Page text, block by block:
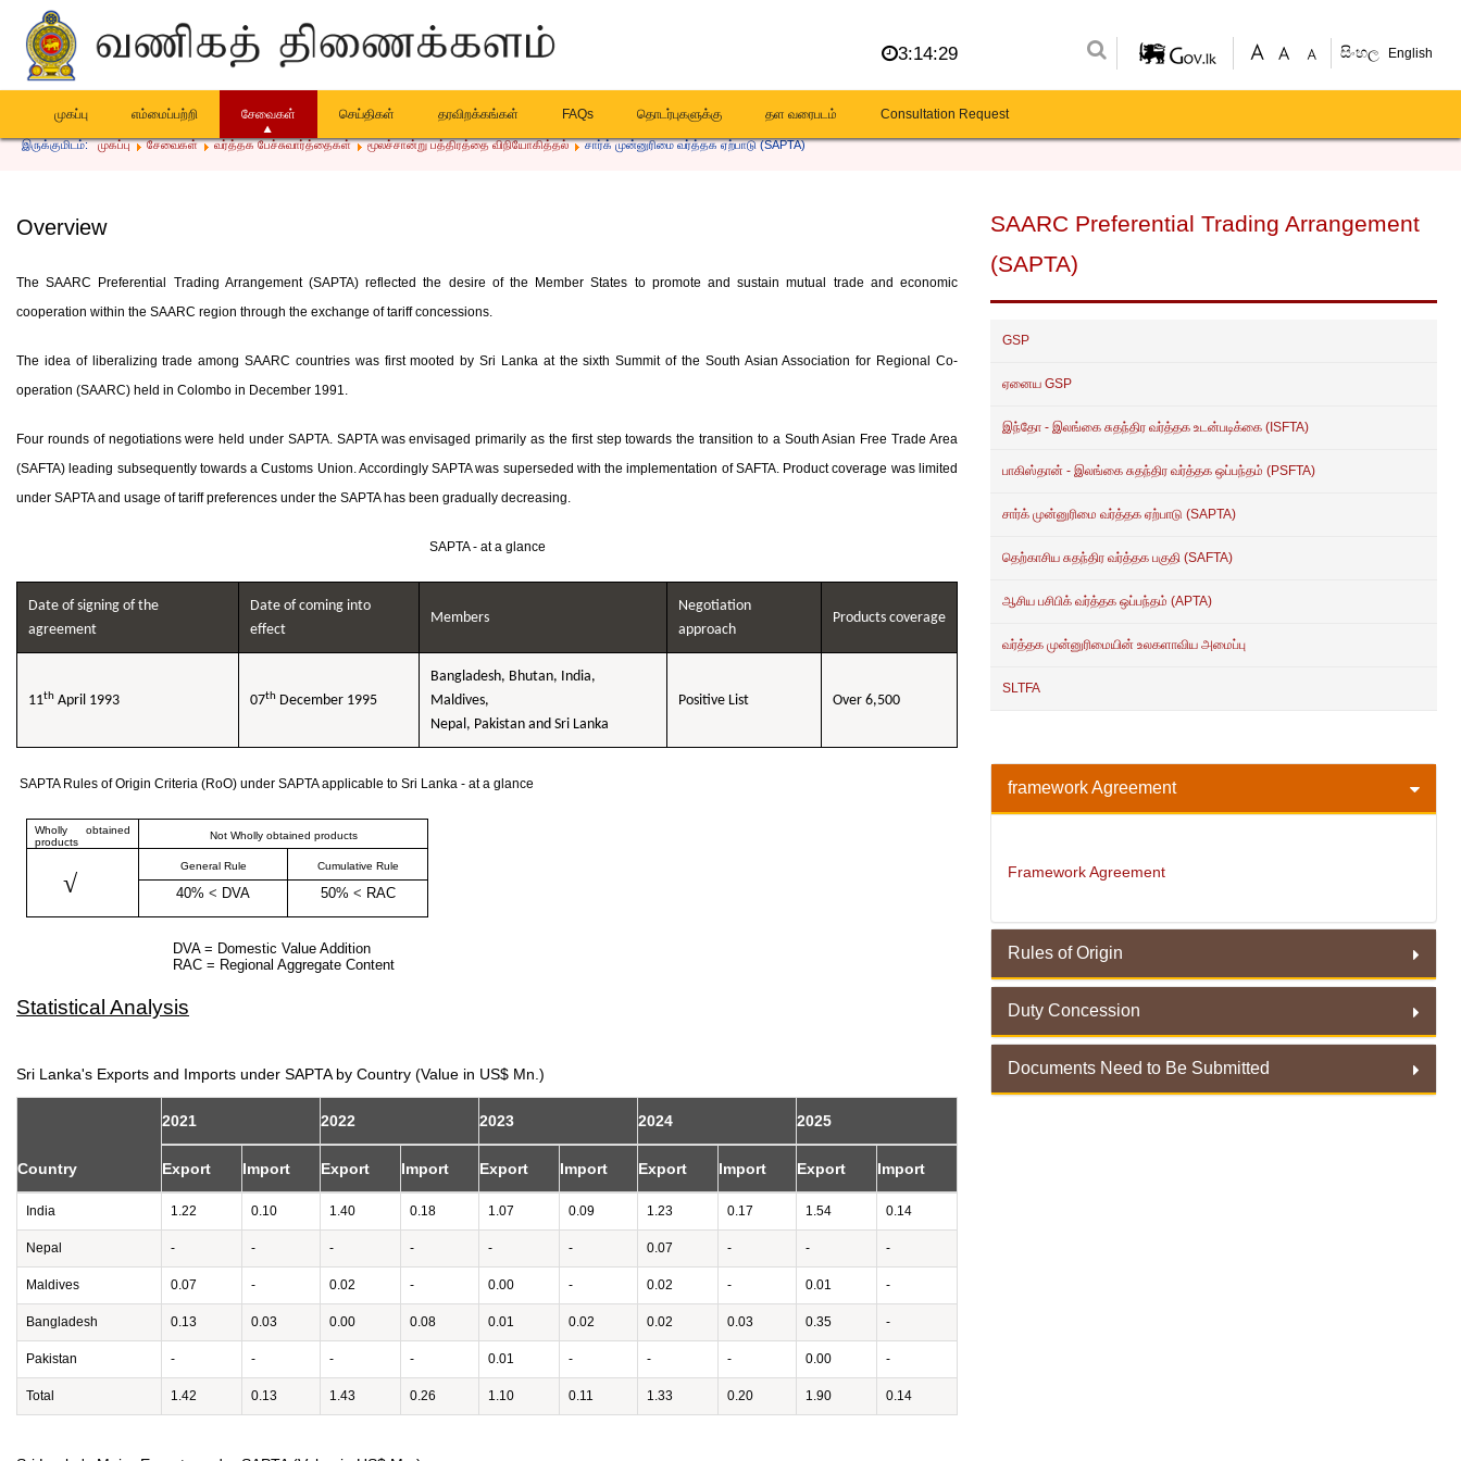
3:14:30 සිංහල English
முகப்பு எம்மைப்பற்றி சேவைகள் செய்திகள் தரவிறக்கங்கள் FAQs தொடர்புகளுக்கு தள வரைபடம் Consultation Request
இருக்குமிடம்: முகப்பு சேவைகள் வர்த்தக பேச்சுவார்த்தைகள் மூலச்சான்று பத்திரத்தை விநியோகித்தல் சார்க் முன்னுரிமை வர்த்தக ஏற்பாடு (SAPTA)
Overview
The SAARC Preferential Trading Arrangement (SAPTA) reflected the desire of the Member States to promote and sustain mutual trade and economic
cooperation within the SAARC region through the exchange of tariff concessions.
The idea of liberalizing trade among SAARC countries was first mooted by Sri Lanka at the sixth Summit of the South Asian Association for Regional Co-
operation (SAARC) held in Colombo in December 1991.
Four rounds of negotiations were held under SAPTA. SAPTA was envisaged primarily as the first step towards the transition to a South Asian Free Trade Area
(SAFTA) leading subsequently towards a Customs Union. Accordingly SAPTA was superseded with the implementation of SAFTA. Product coverage was limited
under SAPTA and usage of tariff preferences under the SAPTA has been gradually decreasing.
SAPTA - at a glance
Date of signing of the
agreement
Date of coming into
effect
Members
Negotiation
approach
Products coverage
11th April 1993 07th December 1995
Bangladesh, Bhutan, India,
Maldives,
Nepal, Pakistan and Sri Lanka
Positive List Over 6,500
SAPTA Rules of Origin Criteria (RoO) under SAPTA applicable to Sri Lanka - at a glance
Wholly obtained
products
Not Wholly obtained products
√
General Rule Cumulative Rule
40% < DVA 50% < RAC
DVA = Domestic Value Addition
RAC = Regional Aggregate Content
Statistical Analysis
Sri Lanka's Exports and Imports under SAPTA by Country (Value in US$ Mn.)
Country
2021 2022 2023 2024 2025
Export Import Export Import Export Import Export Import Export Import
India 1.22 0.10 1.40 0.18 1.07 0.09 1.23 0.17 1.54 0.14
Nepal - - - - - - 0.07 - - -
Maldives 0.07 - 0.02 - 0.00 - 0.02 - 0.01 -
Bangladesh 0.13 0.03 0.00 0.08 0.01 0.02 0.02 0.03 0.35 -
Pakistan - - - - 0.01 - - - 0.00 -
Total 1.42 0.13 1.43 0.26 1.10 0.11 1.33 0.20 1.90 0.14
SAARC Preferential Trading Arrangement
(SAPTA)
GSP
ஏனைய GSP
இந்தோ - இலங்கை சுதந்திர வர்த்தக உடன்படிக்கை (ISFTA)
பாகிஸ்தான் - இலங்கை சுதந்திர வர்த்தக ஒப்பந்தம் (PSFTA)
சார்க் முன்னுரிமை வர்த்தக ஏற்பாடு (SAPTA)
தெற்காசிய சுதந்திர வர்த்தக பகுதி (SAFTA)
ஆசிய பசிபிக் வர்த்தக ஒப்பந்தம் (APTA)
வர்த்தக முன்னுரிமையின் உலகளாவிய அமைப்பு
SLTFA
framework Agreement
Framework Agreement
Rules of Origin
Rules of Origin
Duty Concession
Duty Concessions
Documents Need to Be Submitted